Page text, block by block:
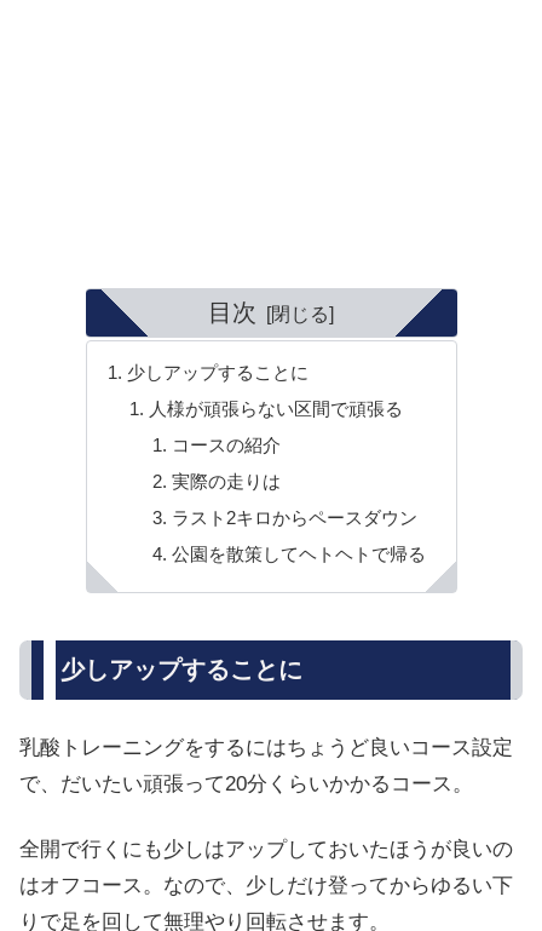
目次
少しアップすることに
人様が頑張らない区間で頑張る
コースの紹介
実際の走りは
ラスト2キロからペースダウン
公園を散策してヘトヘトで帰る
少しアップすることに
乳酸トレーニングをするにはちょうど良いコース設定
で、だいたい頑張って20分くらいかかるコース。
全開で行くにも少しはアップしておいたほうが良いの
はオフコース。なので、少しだけ登ってからゆるい下
りで足を回して無理やり回転させます。